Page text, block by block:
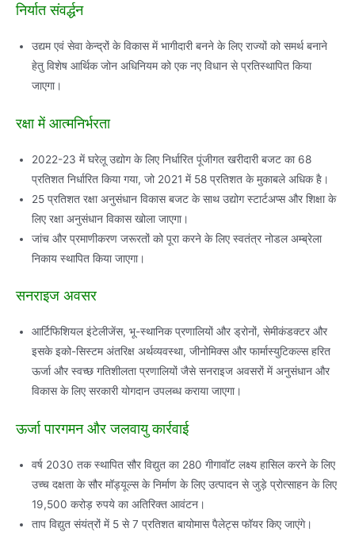
निर्यात संवर्द्धन
उद्यम एवं सेवा केन्‍द्रों के विकास में भागीदारी बनने के लिए राज्‍यों को समर्थ बनाने
हेतु विशेष आर्थिक जोन अधिनियम को एक नए विधान से प्रतिस्‍थापित किया
जाएगा।
रक्षा में आत्‍मनिर्भरता
2022-23 में घरेलू उद्योग के लिए निर्धारित पूंजीगत खरीदारी बजट का 68
प्रतिशत निर्धारित किया गया, जो 2021 में 58 प्रतिशत के मुकाबले अधिक है।
25 प्रतिशत रक्षा अनुसंधान विकास बजट के साथ उद्योग स्‍टार्टअप्‍स और शिक्षा के
लिए रक्षा अनुसंधान विकास खोला जाएगा।
जांच और प्रमाणीकरण जरूरतों को पूरा करने के लिए स्‍वतंत्र नोडल अम्‍ब्रेला
निकाय स्‍थापित किया जाएगा।
सनराइज अवसर
आर्टिफिशियल इंटेलीजेंस, भू-स्‍थानिक प्रणालियों और ड्रोनों, सेमीकंडक्‍टर और
इसके इको-सिस्‍टम अंतरिक्ष अर्थव्‍यवस्‍था, जीनोमिक्‍स और फार्मास्‍युटिकल्‍स हरित
ऊर्जा और स्‍वच्‍छ गतिशीलता प्रणालियों जैसे सनराइज अवसरों में अनुसंधान और
विकास के लिए सरकारी योगदान उपलब्‍ध कराया जाएगा।
ऊर्जा पारगमन और जलवायु कार्रवाई
वर्ष 2030 तक स्‍थापित सौर विद्युत का 280 गीगावॉट लक्ष्‍य हासिल करने के लिए
उच्‍च दक्षता के सौर मॉड्यूल्‍स के निर्माण के लिए उत्‍पादन से जुड़े प्रोत्‍साहन के लिए
19,500 करोड़ रुपये का अतिरिक्‍त आवंटन।
ताप‍ विद्युत संयंत्रों में 5 से 7 प्रतिशत बायोमास पैलेट्स फॉयर किए जाएंगे।